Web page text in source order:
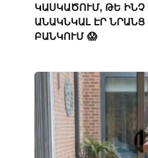
ԿԱՍԿԱԾՈՒՄ, ԹԵ ԻՆՉ
ԱՆԱԿՆԿԱԼ ԷՐ
ԲԱՆԿՈՒՄ 😱